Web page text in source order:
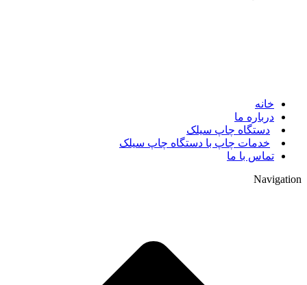
خانه
درباره ما
دستگاه چاپ سیلک
خدمات چاپ با دستگاه چاپ سیلک
تماس با ما
Navigation